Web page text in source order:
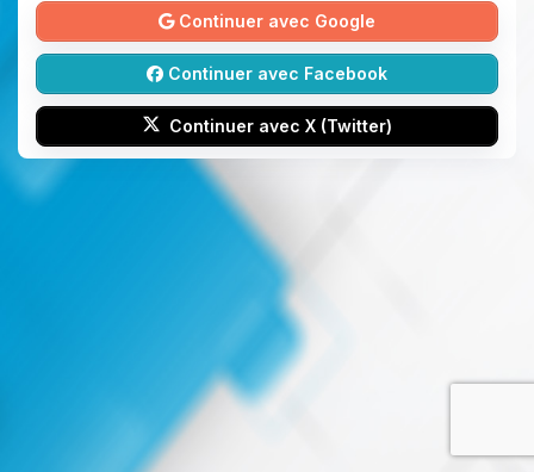
Continuer avec Google
Continuer avec Facebook
Continuer avec X (Twitter)